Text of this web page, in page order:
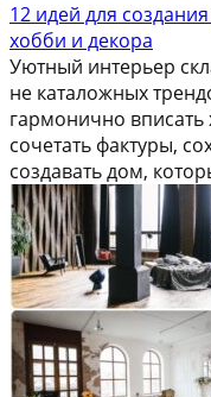
12 идей для
хобби и декора
Уютный интерьер
не каталожных
гармонично вписать
сочетать фактуры,
создавать дом,